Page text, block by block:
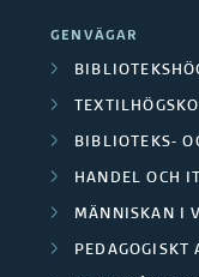
GENVÄGAR
BIBLIOTEKS-
HANDEL OCH IT
MÄNNISKAN I
PEDAGOGISKT